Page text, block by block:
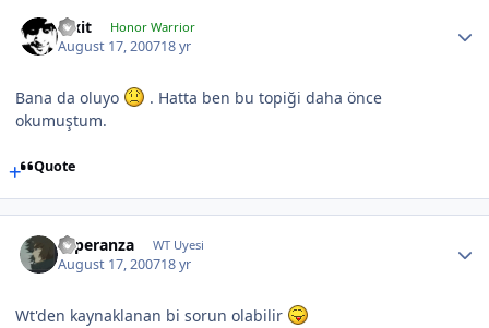
Pixit Honor Warrior
August 17, 200718 yr
Bana da oluyo
. Hatta ben bu topiği daha önce
okumuştum.
Quote
Esperanza WT Uyesi
August 17, 200718 yr
Wt'den kaynaklanan bi sorun olabilir